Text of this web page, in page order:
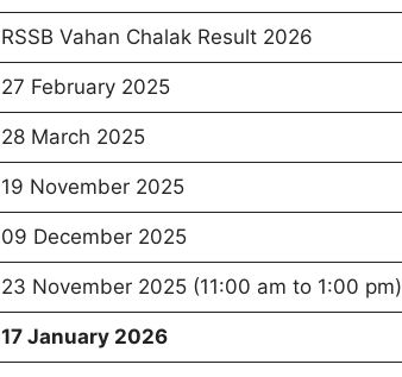
RSSB Vahan Chalak Result 2026
27 February 2025
28 March 2025
19 November 2025
09 December 2025
23 November 2025 (11:00 am to 1:00 pm)
17 January 2026